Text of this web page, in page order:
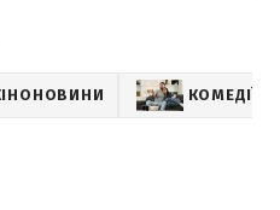
КОМЕДІЇ